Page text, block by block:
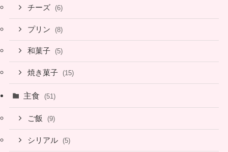
チーズ (6)
プリン (8)
和菓子 (5)
焼き菓子 (15)
主食 (51)
ご飯 (9)
シリアル (5)